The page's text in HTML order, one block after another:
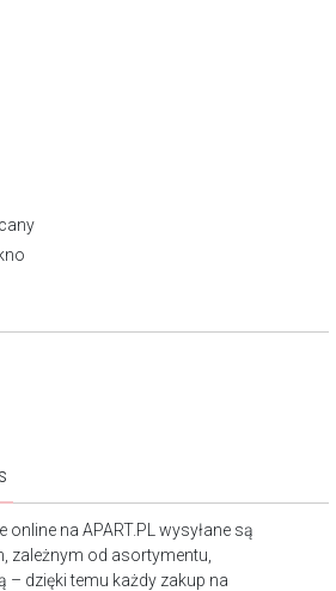
na APART.PL wysyłane są
zależnym od asortymentu,
dzięki temu każdy zakup na